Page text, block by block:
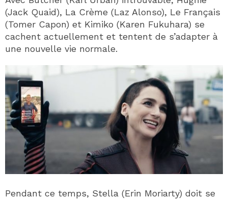
(Jack Quaid), La Crème (Laz Alonso), Le Français
(Tomer Capon) et Kimiko (Karen Fukuhara) se
cachent actuellement et tentent de s’adapter à
une nouvelle vie normale.
Pendant ce temps, Stella (Erin Moriarty) doit se